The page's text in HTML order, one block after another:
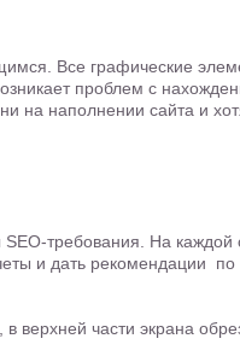
Все графические
проблем с
на наполнении сайта и
требования. На
и дать рекомендации
верхней части экрана